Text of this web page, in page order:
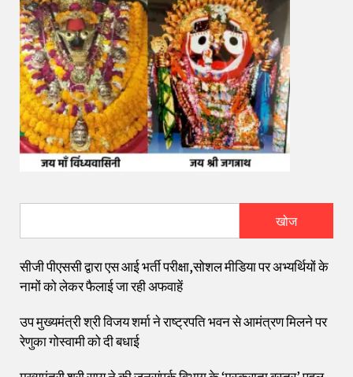
खोज
सीजी पीएससी द्वारा एस आई भर्ती परीक्षा,सोशल मीडिया पर अभ्यर्थियों के
नामों को लेकर फैलाई जा रही अफवाहें
उप मुख्यमंत्री श्री विजय शर्मा ने राष्ट्रपति भवन से आमंत्रण मिलने पर
रेणुका गोस्वामी को दी बधाई